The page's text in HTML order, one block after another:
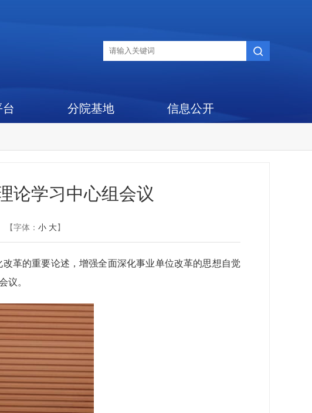
分院基地 信息公开
论学习中心组会议
【字体： 小 大】
革的重要论述，增强全面深化事业单位改革的思想自觉
议。